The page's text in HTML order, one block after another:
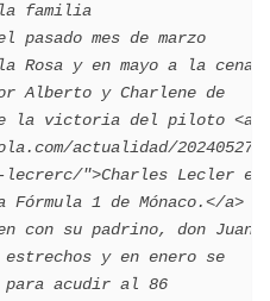
familia
mes de marzo
Rosa y en mayo a la cena
Alberto y Charlene de
de la victoria del piloto <a
actualidad/202405272
">Charles Lecler en
1 de Mónaco.</a>
con su padrino, don Juan
y en enero se
para acudir al 86